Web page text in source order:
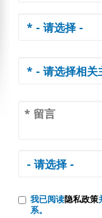
我已阅读隐私政策
系。